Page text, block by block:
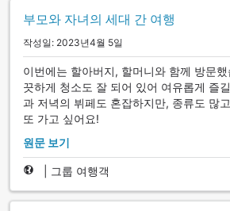
부모와 자녀의 세대 간 여행
작성일: 2023년4월 5일
이번에는 할아버지, 할머니와 함께 방문
끗하게 청소도 잘 되어 있어 여유롭게 즐
과 저녁의 뷔페도 혼잡하지만, 종류도 많
또 가고 싶어요!
원문 보기
그룹 여행객